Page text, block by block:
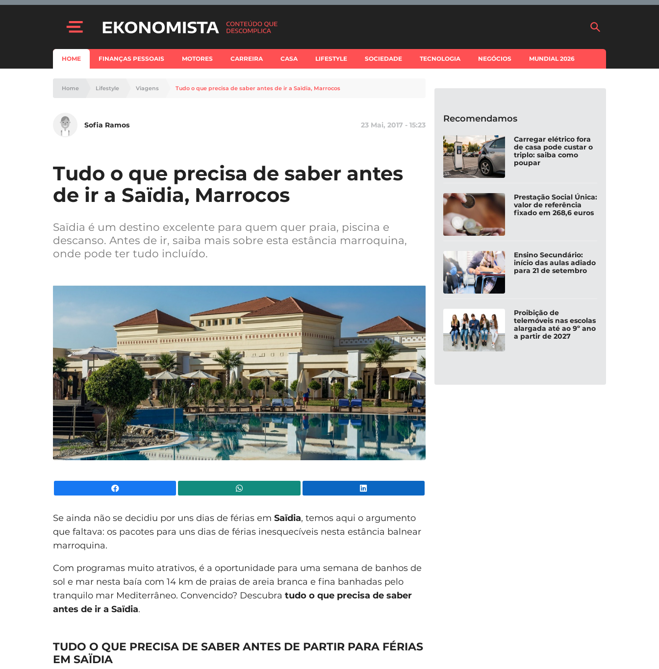
HOME FINANÇAS PESSOAIS MOTORES CARREIRA CASA LIFESTYLE SOCIEDADE TECNOLOGIA NEGÓCIOS MUNDIAL 2026
Home Lifestyle Viagens Tudo o que precisa de saber antes de ir a Saïdia, Marrocos
Sofia Ramos 23 Mai, 2017 - 15:23
Tudo o que precisa de saber antes
de ir a Saïdia, Marrocos
Saïdia é um destino excelente para quem quer praia, piscina e
descanso. Antes de ir, saiba mais sobre esta estância marroquina,
onde pode ter tudo incluído.
Se ainda não se decidiu por uns dias de férias em Saïdia, temos aqui o argumento
que faltava: os pacotes para uns dias de férias inesquecíveis nesta estância balnear
marroquina.
Com programas muito atrativos, é a oportunidade para uma semana de banhos de
sol e mar nesta baía com 14 km de praias de areia branca e fina banhadas pelo
tranquilo mar Mediterrâneo. Convencido? Descubra tudo o que precisa de saber
antes de ir a Saïdia.
TUDO O QUE PRECISA DE SABER ANTES DE PARTIR PARA FÉRIAS
EM SAÏDIA
Recomendamos
Carregar elétrico fora
de casa pode custar o
triplo: saiba como
poupar
Prestação Social Única:
valor de referência
fixado em 268,6 euros
Ensino Secundário:
início das aulas adiado
para 21 de setembro
Proibição de
telemóveis nas escolas
alargada até ao 9º ano
a partir de 2027